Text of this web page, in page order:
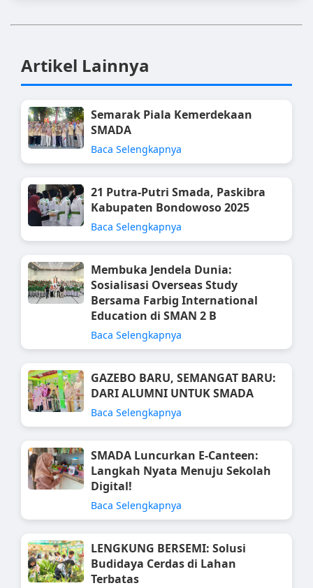
Artikel Lainnya
Semarak Piala Kemerdekaan
SMADA
Baca Selengkapnya
21 Putra-Putri Smada, Paskibra
Kabupaten Bondowoso 2025
Baca Selengkapnya
Membuka Jendela Dunia:
Sosialisasi Overseas Study
Bersama Farbig International
Education di SMAN 2 B
Baca Selengkapnya
GAZEBO BARU, SEMANGAT BARU:
DARI ALUMNI UNTUK SMADA
Baca Selengkapnya
SMADA Luncurkan E-Canteen:
Langkah Nyata Menuju Sekolah
Digital!
Baca Selengkapnya
LENGKUNG BERSEMI: Solusi
Budidaya Cerdas di Lahan
Terbatas